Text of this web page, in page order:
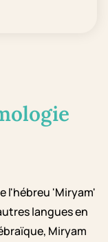
l'hébreu 'Miryam'
langues en
Miryam